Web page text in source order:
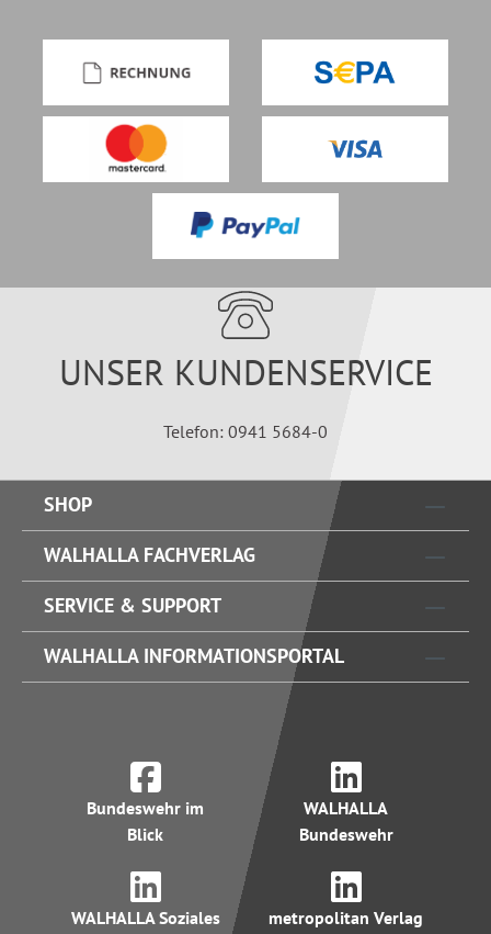
UNSER KUNDENSERVICE
Telefon: 0941 5684-0
SHOP
WALHALLA FACHVERLAG
SERVICE & SUPPORT
WALHALLA INFORMATIONSPORTAL
Bundeswehr im
Blick
WALHALLA
Bundeswehr
WALHALLA Soziales metropolitan Verlag